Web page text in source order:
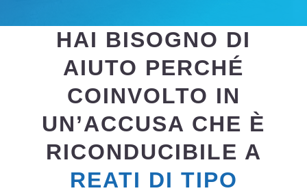
HAI BISOGNO DI
AIUTO PERCHÉ
COINVOLTO IN
UN’ACCUSA CHE È
RICONDUCIBILE A
REATI DI TIPO